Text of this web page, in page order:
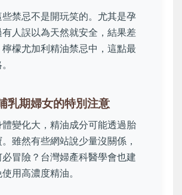
禁忌不是開玩笑的。尤其是孕
人誤以為天然就安全，結果差
檬尤加利精油禁忌中，這點最
乳期婦女的特別注意
變化大，精油成分可能透過胎
雖然有些網站說少量沒關係，
冒險？台灣婦產科醫學會也建
用高濃度精油。